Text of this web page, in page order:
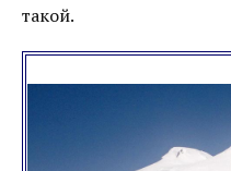
такой.